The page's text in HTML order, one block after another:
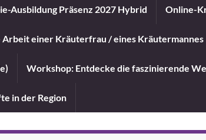
Ausbildung Präsenz 2027 Hybrid Online-
einer Kräuterfrau / eines Kräutermannes
Workshop: Entdecke die faszinierende
in der Region